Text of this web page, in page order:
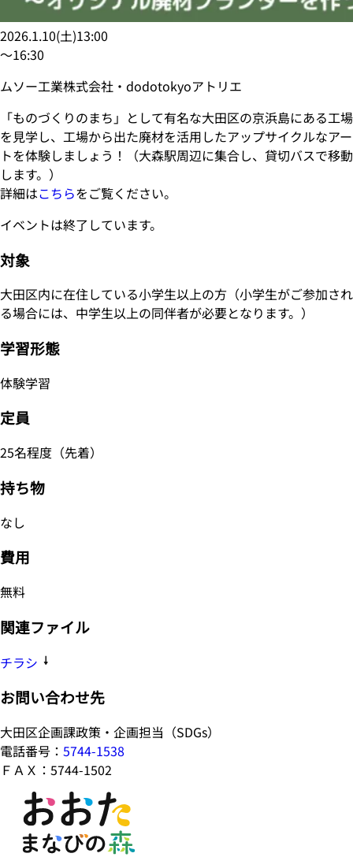
2026.1.10(土)13:00
〜16:30
ムソー工業株式会社・dodotokyoアトリエ
「ものづくりのまち」として有名な大田区の京浜島にある工場
を見学し、工場から出た廃材を活用したアップサイクルなアー
トを体験しましょう！（大森駅周辺に集合し、貸切バスで移動
します。）
詳細はこちらをご覧ください。
イベントは終了しています。
対象
大田区内に在住している小学生以上の方（小学生がご参加され
る場合には、中学生以上の同伴者が必要となります。）
学習形態
体験学習
定員
25名程度（先着）
持ち物
なし
費用
無料
関連ファイル
チラシ
お問い合わせ先
大田区企画課政策・企画担当（SDGs）
電話番号： 5744-1538
ＦＡＸ：5744-1502